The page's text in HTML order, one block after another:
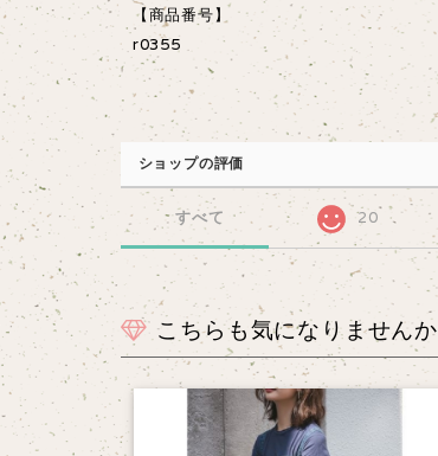
【商品番号】
r0355
ショップの評価
すべて 20
こちらも気になりません